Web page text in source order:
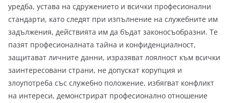
уредба, устава на сдружението и всички професионални
стандарти, като следят при изпълнение на служебните им
задължения, действията им да бъдат законосъобразни. Те
пазят професионалната тайна и конфиденциалност,
защитават личните данни, изразяват лоялност към всички
заинтересовани страни, не допускат корупция и
злоупотреба със служебно положение, избягват конфликт
на интереси, демонстрират професионално отношение